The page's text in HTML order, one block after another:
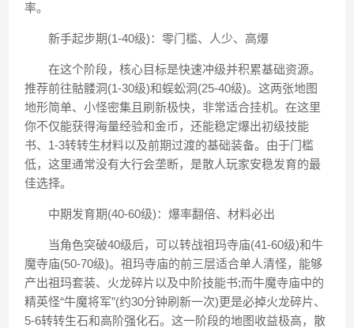
率。
新手起步期(1-40级)：零门槛、人少、高爆
在这个阶段，核心目标是快速冲级并积累基础资源。
推荐前往骷髅洞(1-30级)和蜈蚣洞(25-40级)。这两张地图
地形简单、小怪密集且刷新极快，非常适合挂机。在这里
你不仅能获得海量经验和金币，还能稳定爆出初级技能
书、1-3转转生材料以及前期过渡的基础装备。由于门槛
低，这里通常没有大行会垄断，是散人玩家安稳发育的最
佳选择。
中期发育期(40-60级)：爆率翻倍、材料必出
当角色突破40级后，可以转战祖玛寺庙(41-60级)和牛
魔寺庙(50-70级)。祖玛寺庙的前三层适合单人清怪，能够
产出祖玛套装、火龙碎片以及中阶技能书;而牛魔寺庙中的
精英怪“牛魔将军”(约30分钟刷新一次)更是必掉火龙碎片、
5-6转转生石和高阶强化石。这一阶段的地图收益极高，散